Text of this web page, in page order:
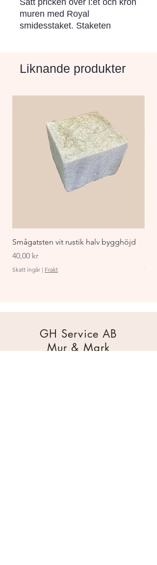
Sätt pricken över i:et och krön
muren med Royal
smidesstaket. Staketen
smidesjärn. Grindarna finns i
anpassade till staketets
Liknande produkter
Smågatsten vit rustik halv bygghöjd
Pris
40,00 kr
Skatt ingår | Frakt
Pris
GH Service AB
Mur & Mark